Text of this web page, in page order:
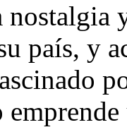
país, y